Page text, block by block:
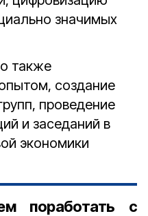
значимых
также
создание
проведение
и заседаний в
экономики
поработать с